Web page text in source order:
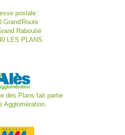
postale :
Grand'Route
Raboutié
LES PLANS
des Plans fait partie
Agglomération.